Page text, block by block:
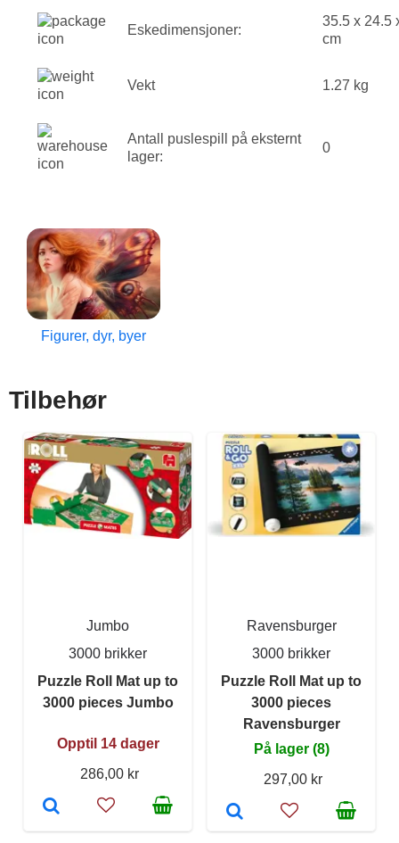
Eskedimensjoner:
35.5 x 24.5
cm
Vekt 1.27 kg
Antall puslespill på eksternt
lager:
0
Figurer, dyr, byer
Tilbehør
Jumbo
3000 brikker
Puzzle Roll Mat up to
3000 pieces Jumbo
Opptil 14 dager
286,00 kr
Ravensburger
3000 brikker
Puzzle Roll Mat up to
3000 pieces
Ravensburger
På lager (8)
297,00 kr